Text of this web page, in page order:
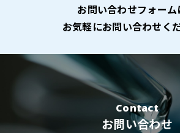
お問い合わせフォーム
お気軽にお問い合わせくだ
Contact
お問い合わせ